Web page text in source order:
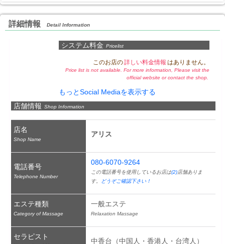
詳細情報 Detail Information
システム料金 Pricelist
このお店の詳しい料金情報 はありません。
Price list is not available. For more information, Please visit the
official website or contact the shop.
もっとSocial Mediaを表示する
店舗情報 Shop Information
店名
Shop Name
アリス
電話番号
Telephone Number
080-6070-9264
この電話番号を使用しているお店は(2)店舗ありま
す。
どうぞご確認下さい！
エステ種類
Category of Massage
一般エステ
Relaxation Massage
セラピスト
中香台（中国人・香港人・台湾人）